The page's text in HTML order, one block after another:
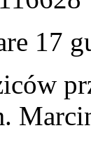
17